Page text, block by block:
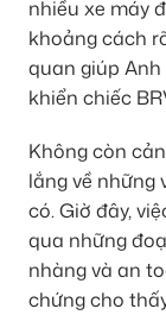
nhiều xe máy
khoảng cách
quan giúp
khiển chiếc
Không còn
lắng về những
có. Giờ đây,
qua những
nhàng và an
chứng cho